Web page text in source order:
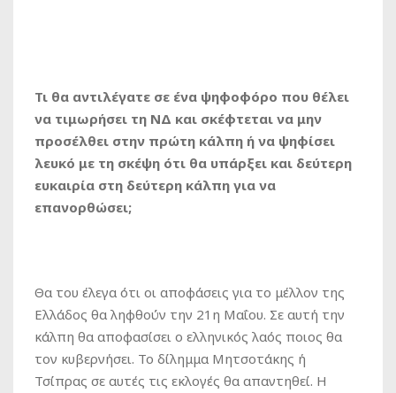
Τι θα αντιλέγατε σε ένα ψηφοφόρο που θέλει
να τιμωρήσει τη ΝΔ και σκέφτεται να μην
προσέλθει στην πρώτη κάλπη ή να ψηφίσει
λευκό με τη σκέψη ότι θα υπάρξει και δεύτερη
ευκαιρία στη δεύτερη κάλπη για να
επανορθώσει;
Θα του έλεγα ότι οι αποφάσεις για το μέλλον της
Ελλάδος θα ληφθούν την 21η Μαΐου. Σε αυτή την
κάλπη θα αποφασίσει ο ελληνικός λαός ποιος θα
τον κυβερνήσει. Το δίλημμα Μητσοτάκης ή
Τσίπρας σε αυτές τις εκλογές θα απαντηθεί. Η